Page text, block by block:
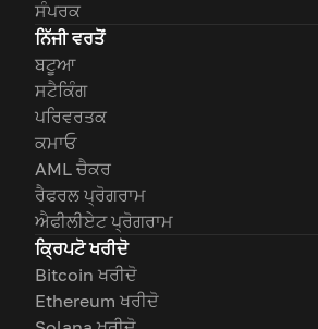
ਸੰਪਰਕ
ਨਿੱਜੀ ਵਰਤੋਂ
ਬਟੂਆ
ਸਟੈਕਿੰਗ
ਪਰਿਵਰਤਕ
ਕਮਾਓ
AML ਚੈਕਰ
ਰੈਫਰਲ ਪ੍ਰੋਗਰਾਮ
ਐਫੀਲੀਏਟ ਪ੍ਰੋਗਰਾਮ
ਕ੍ਰਿਪਟੋ ਖਰੀਦੋ
Bitcoin ਖਰੀਦੋ
Ethereum ਖਰੀਦੋ